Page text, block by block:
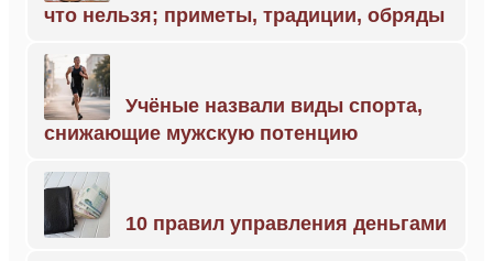
что нельзя; приметы, традиции, обряды
Учёные назвали виды спорта,
снижающие мужскую потенцию
10 правил управления деньгами